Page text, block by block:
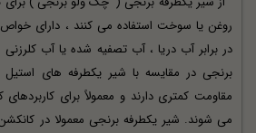
روغن یا سوخت استفاده می کنند ، دارای
در برابر آب دریا ، آب تصفیه شده یا آب
برنجی در مقایسه با شیر یکطرفه های
مقاومت کمتری دارند و معمولاً برای کاربردهای
می شوند. شیر یکطرفه برنجی معمولا در